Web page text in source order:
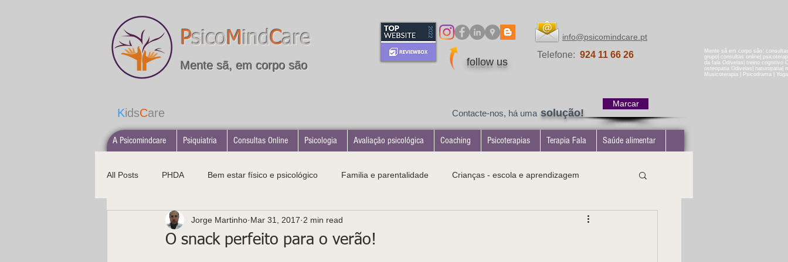
PsicoMindCare
Mente sã, em corpo são
info@psicomindcare.pt
Telefone: 924 11 66 26
follow us
KidsCare Contacte-nos, há uma solução!
Marcar
Mente sã em corpo são:
grupo| consultas online|
da fala Odivelas| treino cognitivo
osteopatia Odivelas| naturopatia|
Musicoterapia | Psicodrama |
A Psicomindcare Psiquiatria Consultas Online Psicologia Avaliação psicológica Coaching Psicoterapias Terapia Fala Saúde alimentar
All Posts PHDA Bem estar físico e psicológico Familia e parentalidade Crianças - escola e aprendizagem
Alimentação saudável Psicopatologias Desenvolvimento infantil
O snack perfeito para o verão!
Jorge Martinho Mar 31, 2017 2 min read